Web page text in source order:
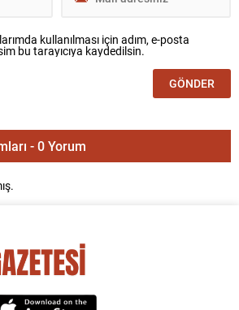
kullanılması için adım, e-posta
bu tarayıcıya kaydedilsin.
- 0 Yorum